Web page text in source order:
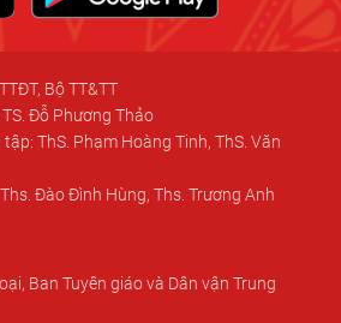
Bộ TT&TT
Đỗ Phương Thảo
ThS. Phạm Hoàng Tinh, ThS. Văn
Đào Đình Hùng, Ths. Trương Anh
Ban Tuyên giáo và Dân vận Trung